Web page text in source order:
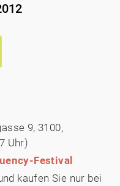
9, 3100,
Uhr)
Festival
kaufen Sie nur bei